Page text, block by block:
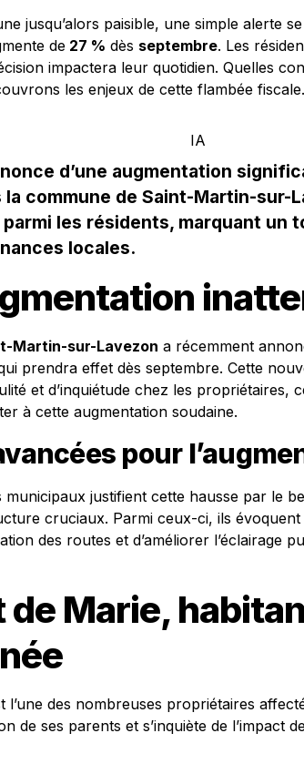
jusqu’alors paisible, une simple alerte
de 27 % dès septembre. Les
impactera leur quotidien. Quelles
les enjeux de cette flambée fiscale.
d’une augmentation
commune de Saint-Martin-sur-
les résidents, marquant un
locales.
Martin-sur-Lavezon a récemment
prendra effet dès septembre. Cette
et d’inquiétude chez les
à cette augmentation soudaine.
pour
municipaux justifient cette hausse par le
cruciaux. Parmi ceux-ci, ils évoquent
des routes et d’améliorer l’éclairage
de Marie,
l’une des nombreuses propriétaires
de ses parents et s’inquiète de l’impact